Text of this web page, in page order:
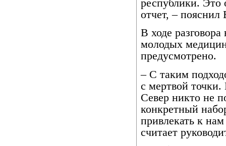
республики. Это
отчет, – пояснил
В ходе
молодых
предусмотрено.
– С таким
с мертвой
Север никто не
конкретный
привлекать к
считает